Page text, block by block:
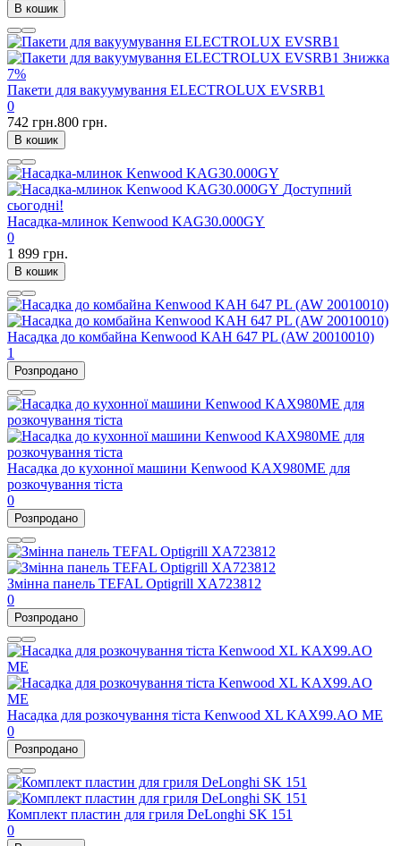
В кошик
Знижка
7%
Пакети для вакуумування ELECTROLUX EVSRB1
0
742 грн.800 грн.
В кошик
Доступний
сьогодні!
Насадка-млинок Kenwood KAG30.000GY
0
1 899 грн.
В кошик
Насадка до комбайна Kenwood KAH 647 PL (AW 20010010)
1
Розпродано
Насадка до кухонної машини Kenwood KAX980ME для
розкочування тіста
0
Розпродано
Змінна панель TEFAL Optigrill XA723812
0
Розпродано
Насадка для розкочування тіста Kenwood XL KAX99.AO ME
0
Розпродано
Комплект пластин для гриля DeLonghi SK 151
0